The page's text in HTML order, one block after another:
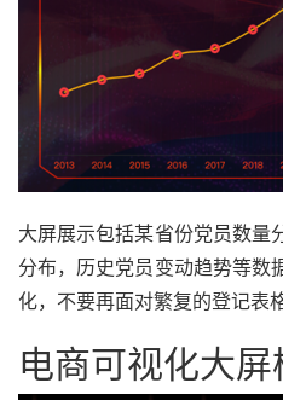
大屏展示包括某省份党员数量
分布，历史党员变动趋势等数
化，不要再面对繁复的登记表格
电商可视化大屏